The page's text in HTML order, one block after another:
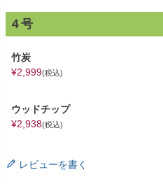
４号
竹炭
¥2,999 税込
ウッドチップ
¥2,938 税込
レビューを書く